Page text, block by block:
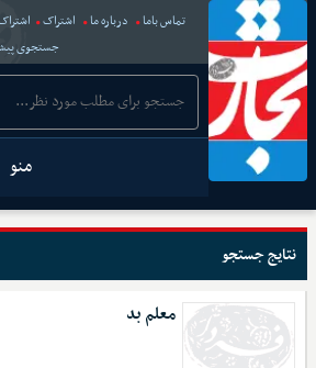
تماس باما درباره ما اشتراک
جستجوی
منو
نتایج جستجو
معلم بد